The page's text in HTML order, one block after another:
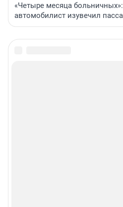
«Четыре месяца
автомобилист изувечил